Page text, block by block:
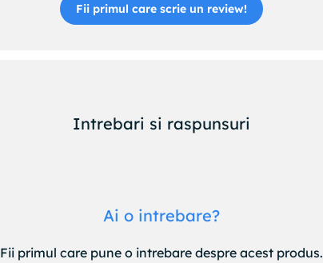
Fii primul care scrie un review!
Intrebari si raspunsuri
Ai o intrebare?
Fii primul care pune o intrebare despre acest produs.